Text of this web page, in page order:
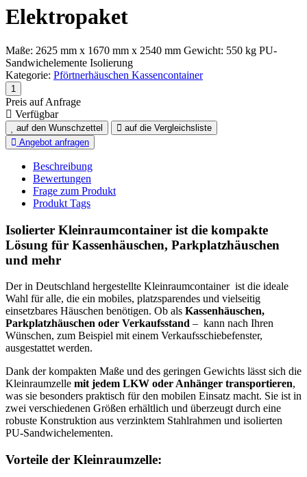
Elektropaket
Maße: 2625 mm x 1670 mm x 2540 mm Gewicht: 550 kg PU-
Sandwichelemente Isolierung
Kategorie: Pförtnerhäuschen Kassencontainer
Preis auf Anfrage
Verfügbar
auf den Wunschzettel
auf die Vergleichsliste
Angebot anfragen
Beschreibung
Bewertungen
Frage zum Produkt
Produkt Tags
Isolierter Kleinraumcontainer ist die kompakte
Lösung für Kassenhäuschen, Parkplatzhäuschen
und mehr
Der in Deutschland hergestellte Kleinraumcontainer ist die ideale
Wahl für alle, die ein mobiles, platzsparendes und vielseitig
einsetzbares Häuschen benötigen. Ob als Kassenhäuschen,
Parkplatzhäuschen oder Verkaufsstand – kann nach Ihren
Wünschen, zum Beispiel mit einem Verkaufsschiebefenster,
ausgestattet werden.
Dank der kompakten Maße und des geringen Gewichts lässt sich die
Kleinraumzelle mit jedem LKW oder Anhänger transportieren,
was sie besonders praktisch für den mobilen Einsatz macht. Sie ist in
zwei verschiedenen Größen erhältlich und überzeugt durch eine
robuste Konstruktion aus verzinktem Stahlrahmen und isolierten
PU-Sandwichelementen.
Vorteile der Kleinraumzelle: